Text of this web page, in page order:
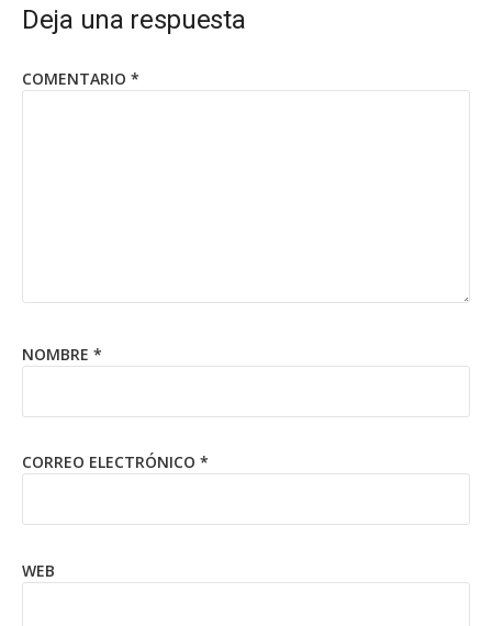
Deja una respuesta
COMENTARIO *
NOMBRE *
CORREO ELECTRÓNICO *
WEB